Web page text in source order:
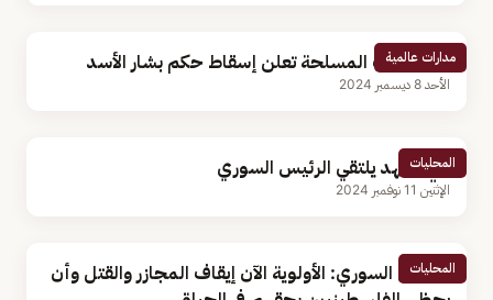
مدارات عالمية
التنظيمات المسلحة تعلن إسقاط حكم بشار الأسد
الأحد 8 ديسمبر 2024
المحليات
ولي العهد يلتقي الرئيس السوري
الإثنين 11 نوفمبر 2024
المحليات
الرئيس السوري: الأولوية الآن إيقاف المجازر والقتل وأن